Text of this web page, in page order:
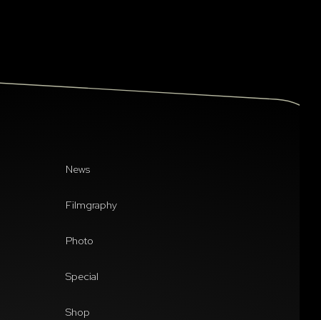
News
Filmgraphy
Photo
Special
Shop